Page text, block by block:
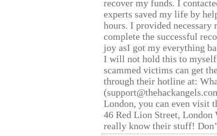
recover my funds. I
experts saved my life by
hours. I provided
complete the successful
joy asI got my everything
I will not hold this to
scammed victims can get
through their hotline at:
London, you can even visit
46 Red Lion Street, London
really know their stuff!